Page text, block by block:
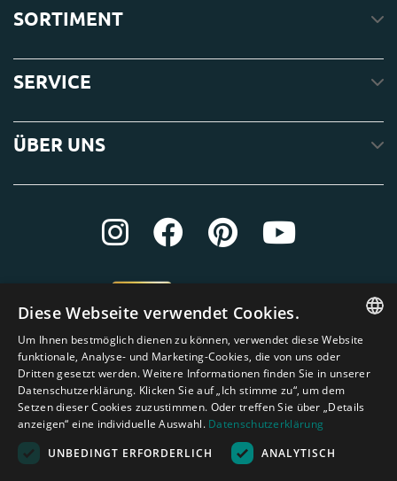
SORTIMENT
SERVICE
ÜBER UNS
ENGLISH
DUTCH
GERMAN
Diese Webseite verwendet Cookies.
Um Ihnen bestmöglich dienen zu können, verwendet diese Website
funktionale, Analyse- und Marketing-Cookies, die von uns oder
Dritten gesetzt werden. Weitere Informationen finden Sie in unserer
Datenschutzerklärung. Klicken Sie auf „Ich stimme zu“, um dem
Setzen dieser Cookies zuzustimmen. Oder treffen Sie über „Details
anzeigen“ eine individuelle Auswahl. Datenschutzerklärung
UNBEDINGT ERFORDERLICH
ANALYTISCH